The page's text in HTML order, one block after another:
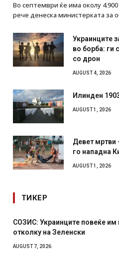
Во септември ќе има околу
рече денеска министерката за
Украинците
во борба: ги
со дрон
AUGUST 4, 2026
Илинден
AUGUST 1, 2026
Девет мртви
го нападна
AUGUST 1, 2026
ТИКЕР
повеќе им веруваат на